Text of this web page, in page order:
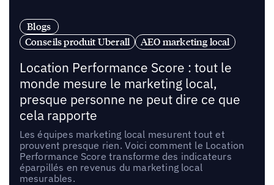
Blogs
Conseils produit Uberall
AEO marketing local
Location Performance Score : tout le
monde mesure le marketing local,
presque personne ne peut dire ce que
cela rapporte
Les équipes marketing local mesurent tout et
prouvent presque rien. Voici comment le Location
Performance Score transforme des indicateurs
éparpillés en revenus du marketing local
mesurables.